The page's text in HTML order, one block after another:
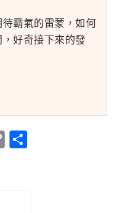
霸氣的雷蒙，如何
好奇接下來的發
Copy